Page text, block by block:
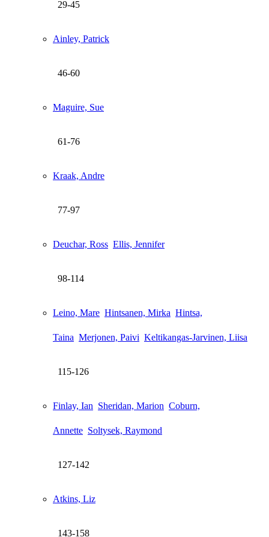
29-45
Ainley, Patrick
46-60
Maguire, Sue
61-76
Kraak, Andre
77-97
Deuchar, Ross Ellis, Jennifer
98-114
Leino, Mare Hintsanen, Mirka Hintsa,
Taina Merjonen, Paivi Keltikangas-Jarvinen, Liisa
115-126
Finlay, Ian Sheridan, Marion Coburn,
Annette Soltysek, Raymond
127-142
Atkins, Liz
143-158